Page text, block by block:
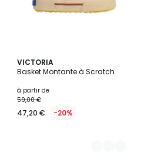
VICTORIA
Basket Montante à Scratch
à partir de
59,00 €
47,20 € -20%
2
Couleurs